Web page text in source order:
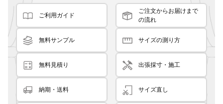
ご利用ガイド
ご注文からお届けまで
の流れ
無料サンプル サイズの測り方
無料見積り 出張採寸・施工
納期・送料 サイズ直し